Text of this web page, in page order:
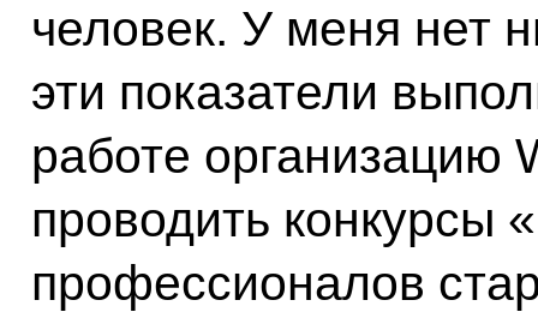
человек. У меня нет
эти показатели
работе организацию
проводить конкурсы
профессионалов